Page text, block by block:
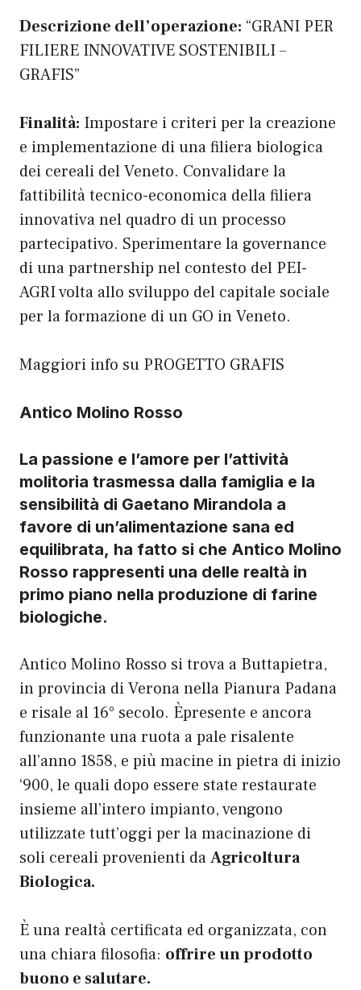
Descrizione dell’operazione: “GRANI PER
FILIERE INNOVATIVE SOSTENIBILI –
GRAFIS”
Finalità: Impostare i criteri per la creazione
e implementazione di una filiera biologica
dei cereali del Veneto. Convalidare la
fattibilità tecnico-economica della filiera
innovativa nel quadro di un processo
partecipativo. Sperimentare la governance
di una partnership nel contesto del PEI-
AGRI volta allo sviluppo del capitale sociale
per la formazione di un GO in Veneto.
Maggiori info su PROGETTO GRAFIS
Antico Molino Rosso
La passione e l’amore per l’attività
molitoria trasmessa dalla famiglia e la
sensibilità di Gaetano Mirandola a
favore di un’alimentazione sana ed
equilibrata, ha fatto si che Antico Molino
Rosso rappresenti una delle realtà in
primo piano nella produzione di farine
biologiche.
Antico Molino Rosso si trova a Buttapietra,
in provincia di Verona nella Pianura Padana
e risale al 16° secolo. Èpresente e ancora
funzionante una ruota a pale risalente
all’anno 1858, e più macine in pietra di inizio
‘900, le quali dopo essere state restaurate
insieme all’intero impianto, vengono
utilizzate tutt’oggi per la macinazione di
soli cereali provenienti daAgricoltura
Biologica.
Èuna realtà certificata ed organizzata, con
una chiara filosofia: offrire un prodotto
buono e salutare.